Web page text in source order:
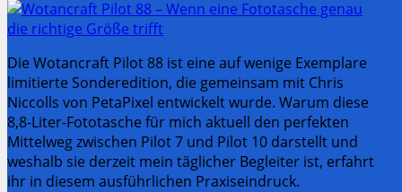
Die Wotancraft Pilot 88 ist eine auf wenige Exemplare
limitierte Sonderedition, die gemeinsam mit Chris
Niccolls von PetaPixel entwickelt wurde. Warum diese
8,8-Liter-Fototasche für mich aktuell den perfekten
Mittelweg zwischen Pilot 7 und Pilot 10 darstellt und
weshalb sie derzeit mein täglicher Begleiter ist, erfahrt
ihr in diesem ausführlichen Praxiseindruck.